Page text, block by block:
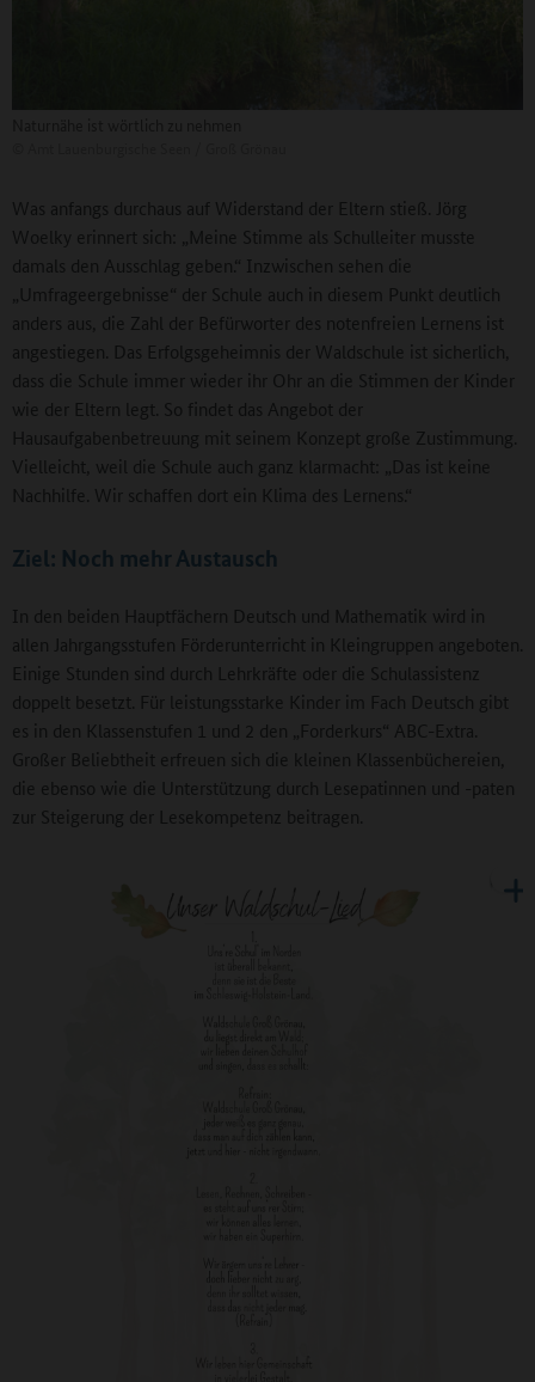
Was anfangs durchaus auf Widerstand der Eltern stieß. Jörg
Woelky erinnert sich: „Meine Stimme als Schulleiter musste
damals den Ausschlag geben.“ Inzwischen sehen die
„Umfrageergebnisse“ der Schule auch in diesem Punkt deutlich
anders aus, die Zahl der Befürworter des notenfreien Lernens ist
angestiegen. Das Erfolgsgeheimnis der Waldschule ist sicherlich,
dass die Schule immer wieder ihr Ohr an die Stimmen der Kinder
wie der Eltern legt. So findet das Angebot der
Hausaufgabenbetreuung mit seinem Konzept große Zustimmung.
Vielleicht, weil die Schule auch ganz klarmacht: „Das ist keine
Nachhilfe. Wir schaffen dort ein Klima des Lernens.“
Ziel: Noch mehr Austausch
In den beiden Hauptfächern Deutsch und Mathematik wird in
allen Jahrgangsstufen Förderunterricht in Kleingruppen angeboten.
Einige Stunden sind durch Lehrkräfte oder die Schulassistenz
doppelt besetzt. Für leistungsstarke Kinder im Fach Deutsch gibt
es in den Klassenstufen 1 und 2 den „Forderkurs“ ABC-Extra.
Großer Beliebtheit erfreuen sich die kleinen Klassenbüchereien,
die ebenso wie die Unterstützung durch Lesepatinnen und -paten
zur Steigerung der Lesekompetenz beitragen.